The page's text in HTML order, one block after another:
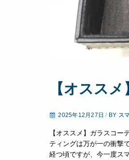
【オスス
2025年12月27日/ BY ス
【オススメ】ガラスコ
ティングは万が一の衝撃
経つ頃ですが、今一度ス